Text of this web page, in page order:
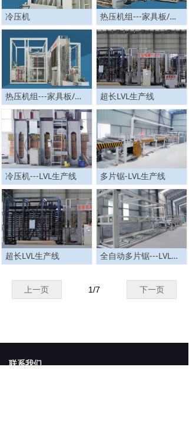
冷压机 热压机组---家具板/生态板生产线
热压机组---家具板/生态板生产线 超长LVL生产线
冷压机---LVL生产线 多片锯-LVL生产线
超长LVL生产线 全自动多片锯---LVL生产线
上一页 下一页
1/7
联系我们